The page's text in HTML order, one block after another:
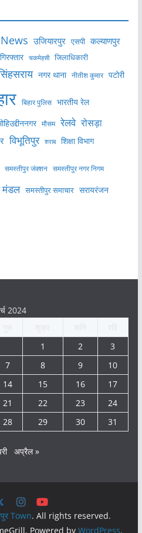
उजियारपुर एसपी कल्याणपुर
गिरफ्तार चकमेहसी जिलाधिकारी
नगर थाना नीतीश कुमार पटोरी
बिहार पुलिस भारतीय रेल
मौसम रेलवे रोसड़ा
विभूतिपुर शराब शिक्षा विभाग
समस्तीपुर जंक्शन समस्तीपुर नगर निगम
मंडल समस्तीपुर समाचार सरायरंजन
2024
1
2
3
7 8 9
10
14 15 16
17
21 22 23
24
28 29 30 31
अप्रैल »
Town. All rights reserved.
Powered by WordPress.